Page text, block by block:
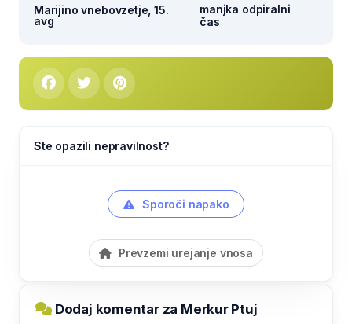
Marijino vnebovzetje, 15.
avg
manjka odpiralni
čas
Ste opazili nepravilnost?
Sporoči napako
Prevzemi urejanje vnosa
Dodaj komentar za Merkur Ptuj